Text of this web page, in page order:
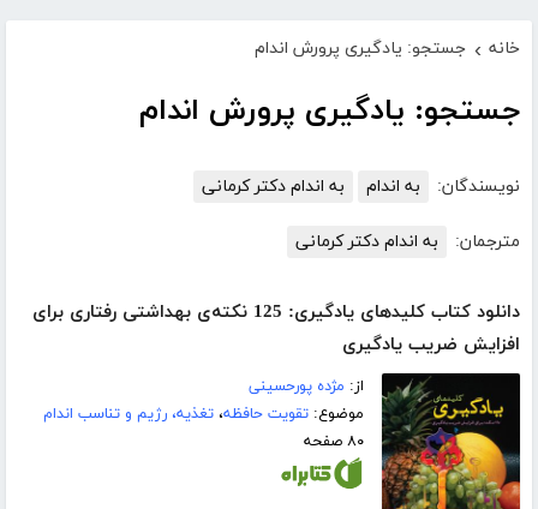
خانه › جستجو: یادگیری پرورش اندام
جستجو: یادگیری پرورش اندام
نویسندگان: به اندام به اندام دکتر کرمانی
مترجمان: به اندام دکتر کرمانی
دانلود کتاب کلیدهای یادگیری: 125 نکته‌ی بهداشتی رفتاری برای
افزایش ضریب یادگیری
از: مژده پورحسینی
موضوع:تقویت حافظه،تغذیه، رژیم و تناسب اندام
۸۰ صفحه